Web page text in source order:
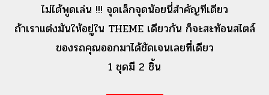
ไม่ได้พูดเล่น !!! จุดเล็กจุดน้อยนี่สำคัญทีเดียว
ถ้าเราแต่งมันให้อยู่ใน THEME เดียวกัน ก็จะสะท้อนสไตล์
ของรถคุณออกมาได้ชัดเจนเลยที่เดียว
1 ชุดมี 2 ชิ้น